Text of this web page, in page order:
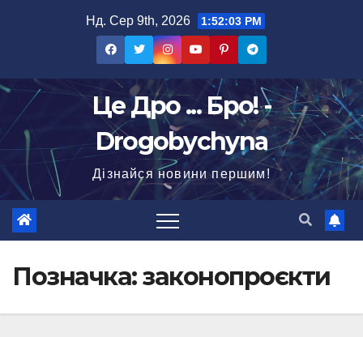
Нд. Сер 9th, 2026 1:52:04 PM
Це Дро ... Бро! -
Drogobychyna
Дізнайся новини першим!
Позначка:законопроєкти